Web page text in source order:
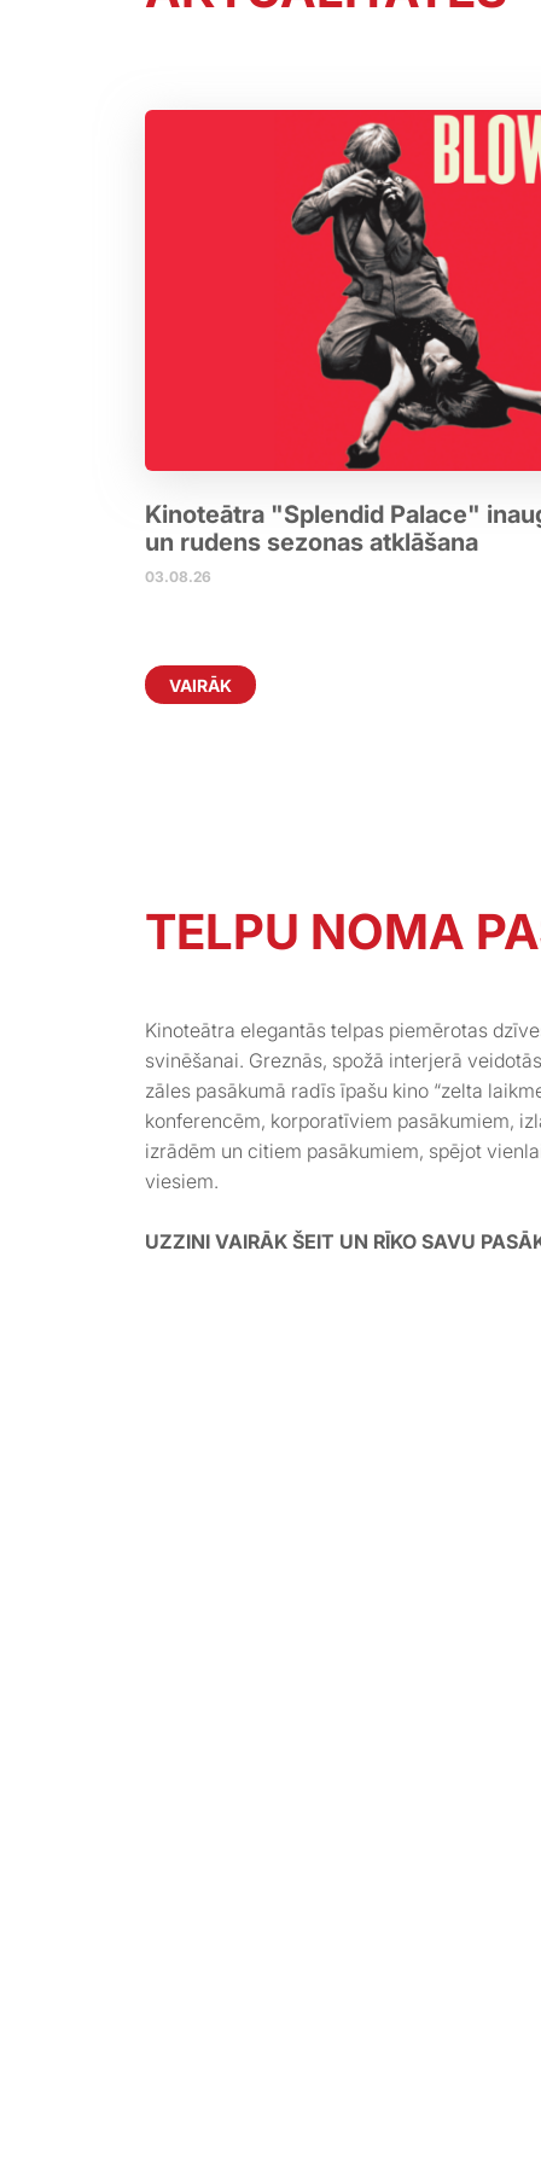
Kinoteātra "Splendid Palace"
un rudens sezonas atklāšana
03.08.26
VAIRĀK
TELPU NOMA
Kinoteātra elegantās telpas piemērotas
svinēšanai. Greznās, spožā interjerā
zāles pasākumā radīs īpašu kino “zelta
konferencēm, korporatīviem pasākumiem,
izrādēm un citiem pasākumiem, spējot
viesiem.
UZZINI VAIRĀK ŠEIT UN RĪKO SAVU